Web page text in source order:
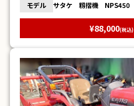
モデル
サタケ 籾摺機 NPS450
¥88,000(税込)